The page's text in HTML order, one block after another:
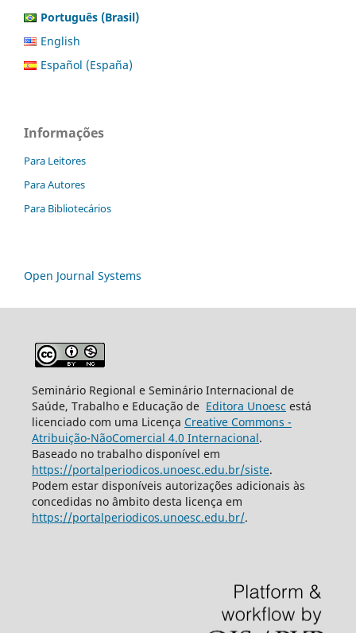
Português (Brasil)
English
Español (España)
Informações
Para Leitores
Para Autores
Para Bibliotecários
Open Journal Systems
Seminário Regional e Seminário Internacional de
Saúde, Trabalho e Educação de Editora Unoesc está
licenciado com uma Licença Creative Commons -
Atribuição-NãoComercial 4.0 Internacional.
Baseado no trabalho disponível em
https://portalperiodicos.unoesc.edu.br/siste.
Podem estar disponíveis autorizações adicionais às
concedidas no âmbito desta licença em
https://portalperiodicos.unoesc.edu.br/.